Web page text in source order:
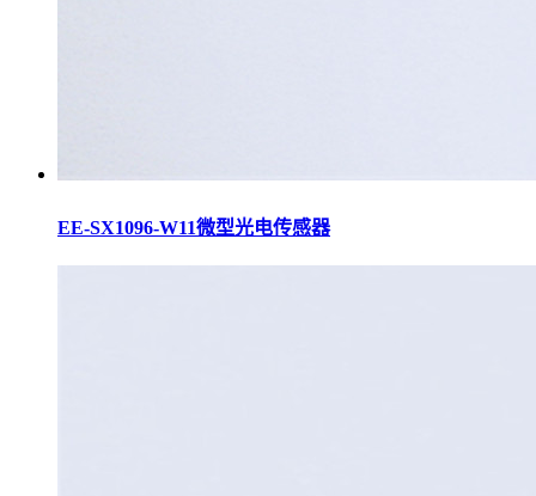
EE-SX1096-W11微型光电传感器